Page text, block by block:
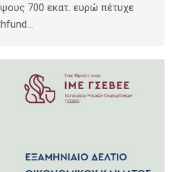
700 εκατ. ευρώ πέτυχε